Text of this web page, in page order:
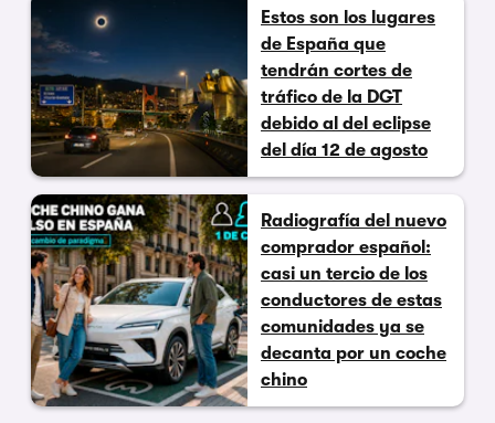
Estos son los lugares
de España que
tendrán cortes de
tráfico de la DGT
debido al del eclipse
del día 12 de agosto
Radiografía del nuevo
comprador español:
casi un tercio de los
conductores de estas
comunidades ya se
decanta por un coche
chino